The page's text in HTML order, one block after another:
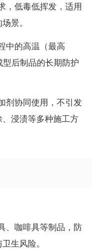
，低毒低挥发，适用
景。
中的高温（最高
后制品的长期防护
剂协同使用，不引发
浸渍等多种施工方
、咖啡具等制品，防
生风险。